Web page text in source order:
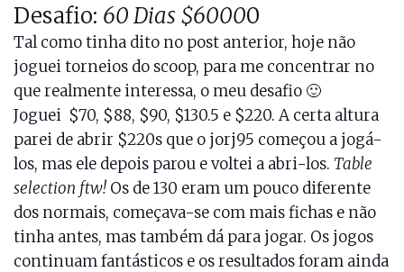
Desafio: 60 Dias $60000
Tal como tinha dito no post anterior, hoje não
joguei torneios do scoop, para me concentrar no
que realmente interessa, o meu desafio 🙂
Joguei $70, $88, $90, $130.5 e $220. A certa altura
parei de abrir $220s que o jorj95 começou a jogá-
los, mas ele depois parou e voltei a abri-los. Table
selection ftw! Os de 130 eram um pouco diferente
dos normais, começava-se com mais fichas e não
tinha antes, mas também dá para jogar. Os jogos
continuam fantásticos e os resultados foram ainda